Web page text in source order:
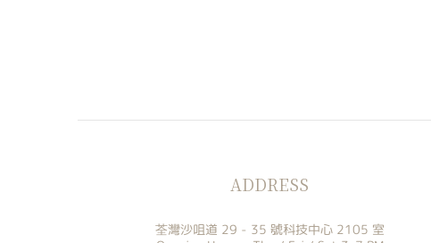
ADDRESS
荃灣沙咀道 29 - 35 號科技中心 2105 室